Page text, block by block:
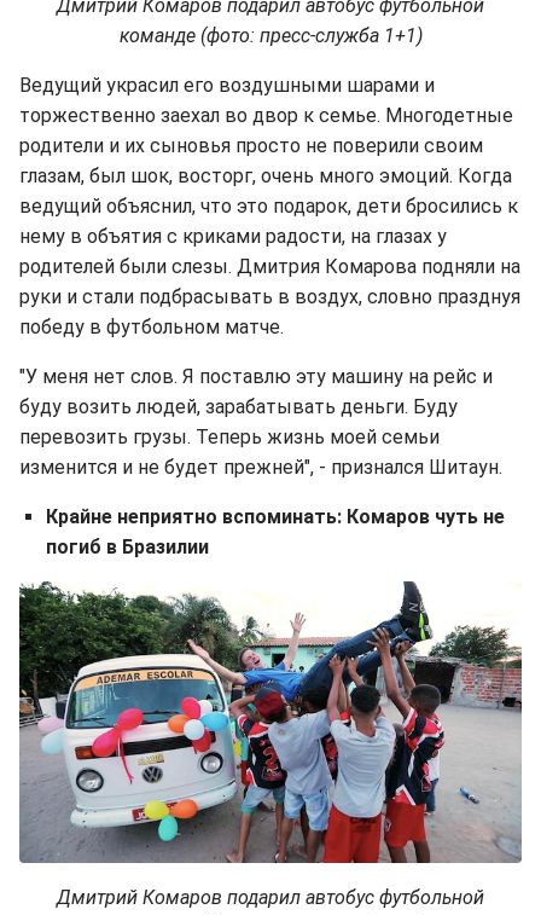
Дмитрий Комаров подарил автобус футбольной
команде (фото: пресс-служба 1+1)
Ведущий украсил его воздушными шарами и
торжественно заехал во двор к семье. Многодетные
родители и их сыновья просто не поверили своим
глазам, был шок, восторг, очень много эмоций. Когда
ведущий объяснил, что это подарок, дети бросились к
нему в объятия с криками радости, на глазах у
родителей были слезы. Дмитрия Комарова подняли на
руки и стали подбрасывать в воздух, словно празднуя
победу в футбольном матче.
"У меня нет слов. Я поставлю эту машину на рейс и
буду возить людей, зарабатывать деньги. Буду
перевозить грузы. Теперь жизнь моей семьи
изменится и не будет прежней", - признался Шитаун.
Крайне неприятно вспоминать: Комаров чуть не
погиб в Бразилии
Дмитрий Комаров подарил автобус футбольной